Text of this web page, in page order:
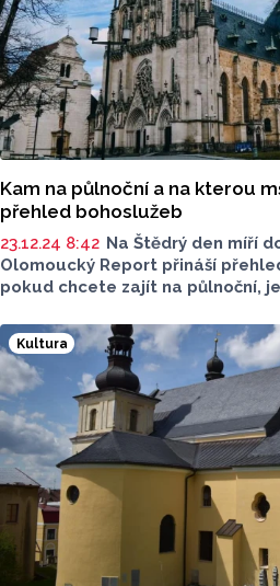
Kam na půlnoční a na kterou
přehled bohoslužeb
23.12.24 8:42 Na Štědrý den míří
Olomoucký Report přináší
pokud chcete zajít na půlnoční,
s programem pro děti. Kam se
Kultura